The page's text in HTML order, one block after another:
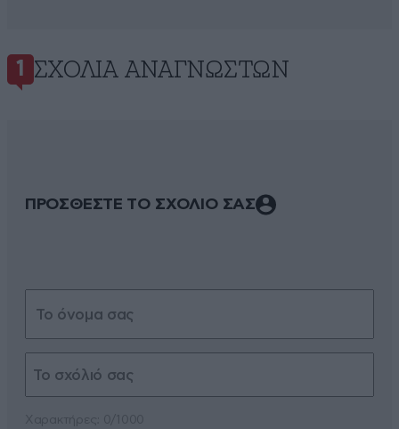
1 ΣΧΌΛΙΑ ΑΝΑΓΝΩΣΤΏΝ
ΠΡΟΣΘΕΣΤΕ ΤΟ ΣΧΟΛΙΟ ΣΑΣ